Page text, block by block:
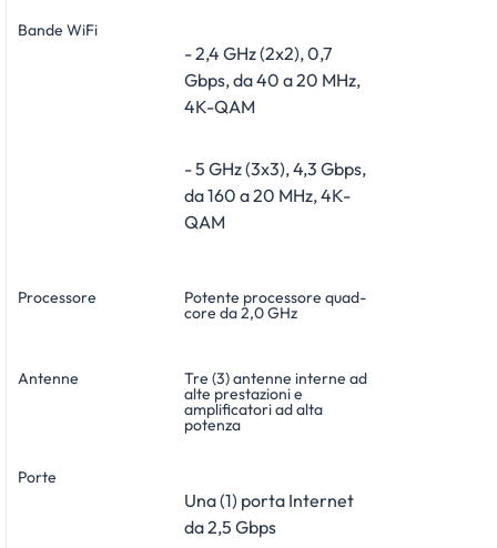
Bande WiFi
- 2,4 GHz (2x2), 0,7
Gbps, da 40 a 20 MHz,
4K-QAM
- 5 GHz (3x3), 4,3 Gbps,
da 160 a 20 MHz, 4K-
QAM
Processore Potente processore quad-
core da 2,0 GHz
Antenne Tre (3) antenne interne ad
alte prestazioni e
amplificatori ad alta
potenza
Porte
Una (1) porta Internet
da 2,5 Gbps